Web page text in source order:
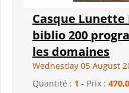
Casque Lunette
biblio 200
les domaines
Wednesday 05 August
Quantité : 1 - Prix :